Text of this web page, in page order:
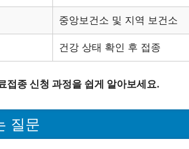
중앙보건소 및 지역 보건소
건강 상태 확인 후 접종
접종 신청 과정을 쉽게 알아보세요.
질문